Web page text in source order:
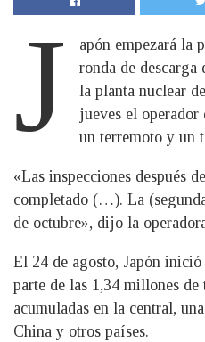
J
apón empezará la
ronda de descarga
la planta nuclear
jueves el operador
un terremoto y un
«Las inspecciones después
completado (…). La
de octubre», dijo la
El 24 de agosto, Japón
parte de las 1,34 millones de
acumuladas en la central,
China y otros países.